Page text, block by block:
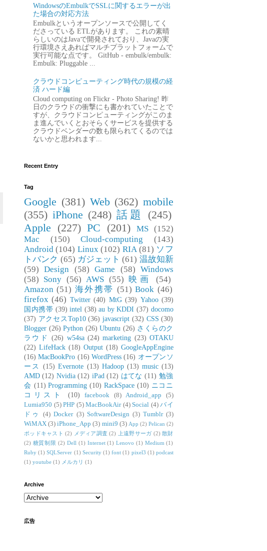
WindowsのEmbulkでSSLに関するエラーが出
た場合の対応方法
Embulkというオープンソースで公開してく
ださっている ETLがあります。 これの素晴
らしいのはJavaで開発されており、Javaの実
行環境さえあればマルチプラットフォームで
実行可能な点です。 GitHub - embulk/embulk:
Embulk: Pluggable ...
クラウドコンピューティング時代の規模の経
済 ハード編
Cloud computing on Flickr - Photo Sharing! 昨
日のクラウドの衝撃にも書かれていたことで
すが、クラウドコンピューティングがこのま
ま進んでいくとおそらくサービスを提供する
クラウドベンダーの数も限られてくるのでは
ないかと思われます...
Recent Entry
Tag
Google (381) Web (362) mobile
(355) iPhone (248) 話題
(245)
Apple (227) PC (201) MS (152)
Mac
(150) Cloud-computing
(143)
Android (104) Linux (102) RIA (81) ソフ
トバンク (65) ガジェット (61) 温故知新
(59)
Design (58) Game (58) Windows
(58) Sony (56) AWS (55) 映画
(54)
Amazon (51) 海外携帯 (51) Book (46)
firefox (46) Twitter (40) MtG (39) Yahoo (39)
国内携帯 (39) intel (38) au by KDDI (37) docomo
(37) アクセスTop10 (36) javascript (32) CSS (30)
Blogger (26) Python (26) Ubuntu (26) さくらのク
ラウド
(26) w54sa (24) marketing (23) OTAKU
(22) LifeHack (18) Output (18) GoogleAppEngine
(16) MacBookPro (16) WordPress (16) オープンソ
ース
(15) Evernote (13) Hadoop (13) music (13)
AMD (12) Nvidia (12) iPad (12) はてな (11) 勉強
会 (11) Programming (10) RackSpace (10) ニコニ
コリスト
(10) facebook (8) Android_app
(5)
Lumia950 (5) PHP (5) MacBookAir (4) Social (4) バイ
ドゥ
(4) Docker (3) SoftwareDesign (3) Tumblr (3)
WiMAX (3) iPhone_App (3) mini9 (3) App (2) Pelican (2)
ポッドキャスト (2) メディア調査 (2) 上遠野サーガ (2) 散財
(2) 糖質制限 (2) Dell (1) Internet (1) Lenovo (1) Medium (1)
Ruby (1) SQLServer (1) Security (1) font (1) pixel3 (1) podcast
(1) youtube (1) メルカリ (1)
Archive
広告